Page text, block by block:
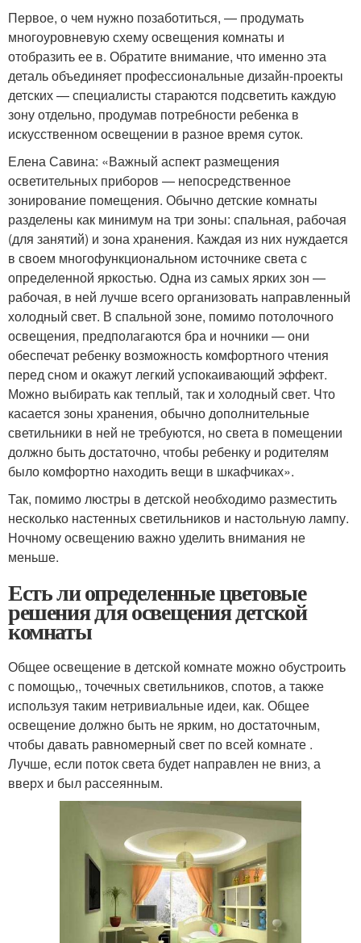
Первое, о чем нужно позаботиться, — продумать
многоуровневую схему освещения комнаты и
отобразить ее в. Обратите внимание, что именно эта
деталь объединяет профессиональные дизайн-проекты
детских — специалисты стараются подсветить каждую
зону отдельно, продумав потребности ребенка в
искусственном освещении в разное время суток.
Елена Савина: «Важный аспект размещения
осветительных приборов — непосредственное
зонирование помещения. Обычно детские комнаты
разделены как минимум на три зоны: спальная, рабочая
(для занятий) и зона хранения. Каждая из них нуждается
в своем многофункциональном источнике света с
определенной яркостью. Одна из самых ярких зон —
рабочая, в ней лучше всего организовать направленный
холодный свет. В спальной зоне, помимо потолочного
освещения, предполагаются бра и ночники — они
обеспечат ребенку возможность комфортного чтения
перед сном и окажут легкий успокаивающий эффект.
Можно выбирать как теплый, так и холодный свет. Что
касается зоны хранения, обычно дополнительные
светильники в ней не требуются, но света в помещении
должно быть достаточно, чтобы ребенку и родителям
было комфортно находить вещи в шкафчиках».
Так, помимо люстры в детской необходимо разместить
несколько настенных светильников и настольную лампу.
Ночному освещению важно уделить внимания не
меньше.
Есть ли определенные цветовые
решения для освещения детской
комнаты
Общее освещение в детской комнате можно обустроить
с помощью,, точечных светильников, спотов, а также
используя таким нетривиальные идеи, как. Общее
освещение должно быть не ярким, но достаточным,
чтобы давать равномерный свет по всей комнате .
Лучше, если поток света будет направлен не вниз, а
вверх и был рассеянным.